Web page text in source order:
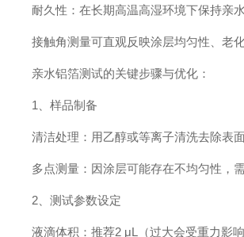
耐久性：在长期高温高湿环境下保持亲
接触角测量可直观反映涂层均匀性、老
亲水铝箔测试的关键步骤与优化 ：
1 样品制备
清洁处理：用乙醇或等离子清洗去除表
多点测量：因涂层可能存在不均匀性，
2 测试参数设定
液滴体积：推荐2 μL （过大会受重力影